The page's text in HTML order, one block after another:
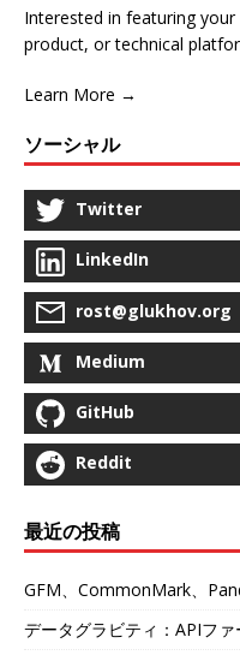
Interested in featuring
product, or technical
Learn More →
ソーシャル
Twitter
LinkedIn
rost@glukhov.org
Medium
GitHub
Reddit
最近の投稿
GFM、CommonMark、
データグラビティ：APIフ